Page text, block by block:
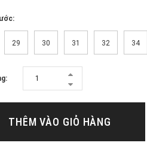
29 30 31 32 34
THÊM VÀO GIỎ HÀNG